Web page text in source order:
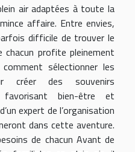
air adaptées à toute la
affaire. Entre envies,
difficile de trouver le
chacun profite pleinement
sélectionner les
créer des souvenirs
bien-être et
expert de l’organisation
dans cette aventure.
de chacun Avant de